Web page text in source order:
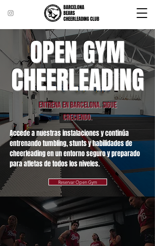
BARCELONA
BEARS
CHEERLEADING CLUB
OPEN GYM
CHEERLEADING
Entrena en Barcelona. Sigue
creciendo.
Accede a nuestras instalaciones y continúa
entrenando tumbling, stunts y habilidades de
cheerleading en un entorno seguro y preparado
para atletas de todos los niveles.
Reservar Open Gym